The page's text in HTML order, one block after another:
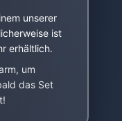
unserer
ist
erhältlich.
um
das Set